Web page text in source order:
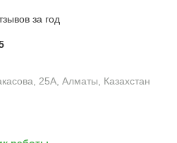
за год
25А, Алматы, Казахстан